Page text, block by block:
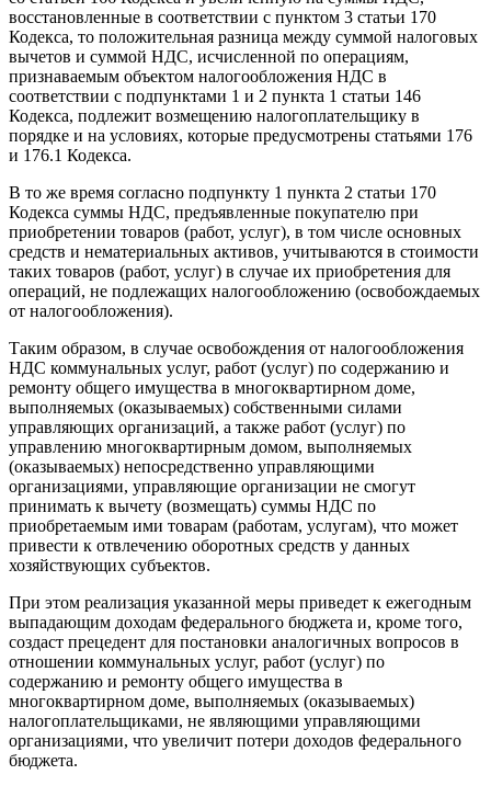
восстановленные в соответствии с пунктом 3 статьи 170
Кодекса, то положительная разница между суммой налоговых
вычетов и суммой НДС, исчисленной по операциям,
признаваемым объектом налогообложения НДС в
соответствии с подпунктами 1 и 2 пункта 1 статьи 146
Кодекса, подлежит возмещению налогоплательщику в
порядке и на условиях, которые предусмотрены статьями 176
и 176.1 Кодекса.
В то же время согласно подпункту 1 пункта 2 статьи 170
Кодекса суммы НДС, предъявленные покупателю при
приобретении товаров (работ, услуг), в том числе основных
средств и нематериальных активов, учитываются в стоимости
таких товаров (работ, услуг) в случае их приобретения для
операций, не подлежащих налогообложению (освобождаемых
от налогообложения).
Таким образом, в случае освобождения от налогообложения
НДС коммунальных услуг, работ (услуг) по содержанию и
ремонту общего имущества в многоквартирном доме,
выполняемых (оказываемых) собственными силами
управляющих организаций, а также работ (услуг) по
управлению многоквартирным домом, выполняемых
(оказываемых) непосредственно управляющими
организациями, управляющие организации не смогут
принимать к вычету (возмещать) суммы НДС по
приобретаемым ими товарам (работам, услугам), что может
привести к отвлечению оборотных средств у данных
хозяйствующих субъектов.
При этом реализация указанной меры приведет к ежегодным
выпадающим доходам федерального бюджета и, кроме того,
создаст прецедент для постановки аналогичных вопросов в
отношении коммунальных услуг, работ (услуг) по
содержанию и ремонту общего имущества в
многоквартирном доме, выполняемых (оказываемых)
налогоплательщиками, не являющими управляющими
организациями, что увеличит потери доходов федерального
бюджета.